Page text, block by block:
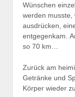
Wünschen
werden musste,
ausdrücken,
entgegenkam.
so 70 km…
Zurück am
Getränke und
Körper wieder